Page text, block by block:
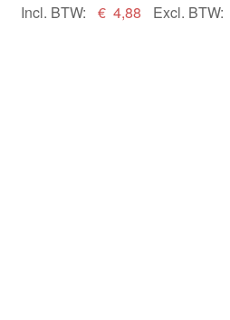
Incl. BTW: € 4,88 Excl. BTW: